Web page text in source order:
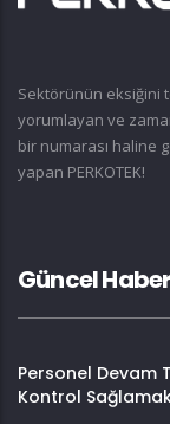
Sektörünün eksiğini
yorumlayan ve
bir numarası haline
yapan PERKOTEK!
Güncel
Personel Devam
Kontrol